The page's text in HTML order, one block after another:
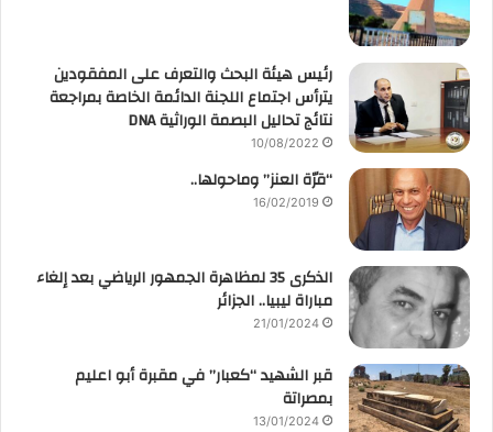
رئيس هيئة البحث والتعرف على المفقودين
يترأس اجتماع اللجنة الدائمة الخاصة بمراجعة
نتائج تحاليل البصمة الوراثية DNA
10/08/2022
“قرّة العنز” وماحولها..
16/02/2019
الذكرى 35 لمظاهرة الجمهور الرياضي بعد إلغاء
مباراة ليبيا.. الجزائر
21/01/2024
قبر الشهيد “كعبار” في مقبرة أبو اعليم
بمصراتة
13/01/2024